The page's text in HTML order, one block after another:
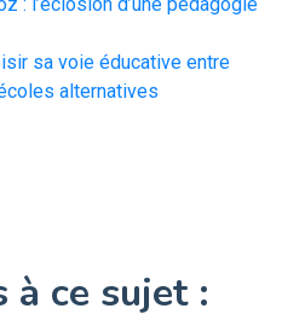
sa voie éducative entre
alternatives
à ce sujet :